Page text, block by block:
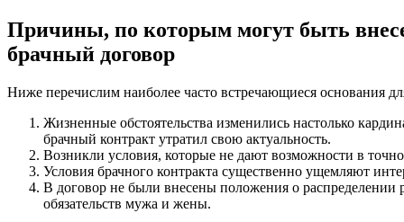
Причины, по которым могут быть
брачный договор
Ниже перечислим наиболее часто встречающиеся основания
Жизненные обстоятельства изменились настолько
брачный контракт утратил свою актуальность.
Возникли условия, которые не дают возможности в
Условия брачного контракта существенно ущемляют
В договор не были внесены положения о
обязательств мужа и жены.